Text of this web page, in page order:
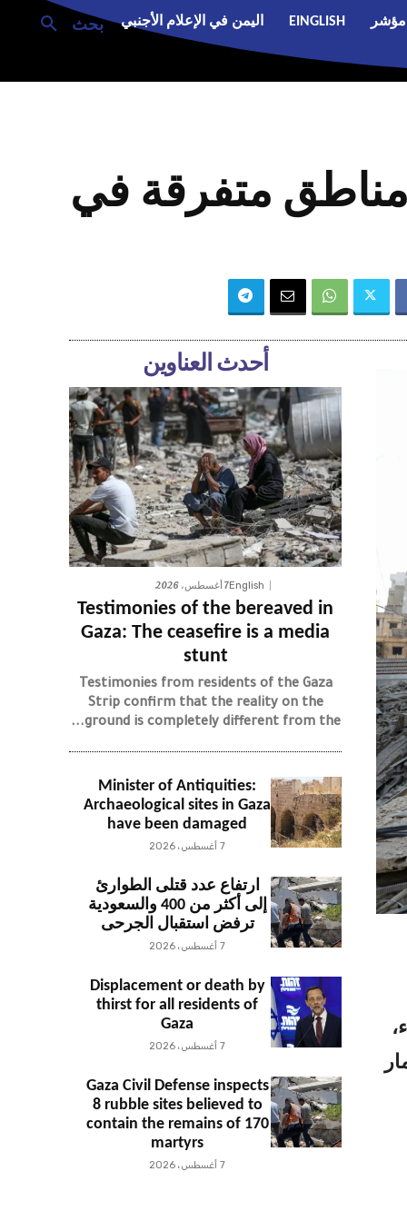
بحث مؤشر EINGLISH اليمن في الإعلام الأجنبي
متفرقة في
أحدث العناوين
English7 أغسطس، 2026
Testimonies of the bereaved in
Gaza: The ceasefire is a media
stunt
Testimonies from residents of the Gaza
Strip confirm that the reality on the
ground is completely different from the...
Minister of Antiquities:
Archaeological sites in Gaza
have been damaged
7 أغسطس، 2026
ارتفاع عدد قتلى الطوارئ
إلى أكثر من 400 والسعودية
ترفض استقبال الجرحى
7 أغسطس، 2026
Displacement or death by
thirst for all residents of
Gaza
7 أغسطس، 2026
Gaza Civil Defense inspects
8 rubble sites believed to
contain the remains of 170
martyrs
7 أغسطس، 2026